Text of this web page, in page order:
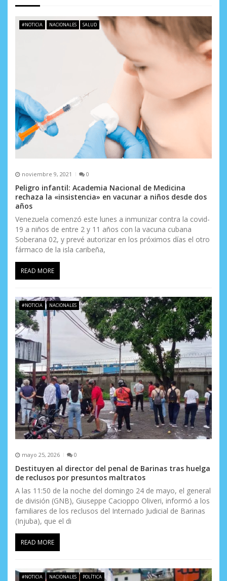
e
a
d
a
s
#NOTICIA NACIONALES SALUD
noviembre 9, 2021 0
Peligro infantil: Academia Nacional de Medicina
rechaza la «insistencia» en vacunar a niños desde dos
años
Venezuela comenzó este lunes a inmunizar contra la covid-
19 a niños de entre 2 y 11 años con la vacuna cubana
Soberana 02, y prevé autorizar en los próximos días el otro
fármaco de la isla caribeña,
READ MORE
#NOTICIA NACIONALES
mayo 25, 2026 0
Destituyen al director del penal de Barinas tras huelga
de reclusos por presuntos maltratos
A las 11:50 de la noche del domingo 24 de mayo, el general
de división (GNB), Giuseppe Cacioppo Oliveri, informó a los
familiares de los reclusos del Internado Judicial de Barinas
(Injuba), que el di
READ MORE
#NOTICIA NACIONALES POLÍTICA